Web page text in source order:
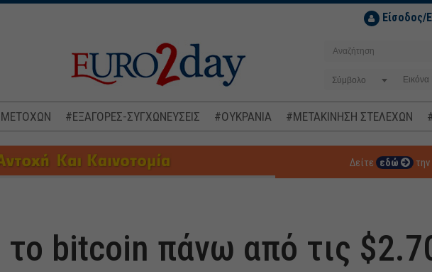
Είσοδος/
Σύμβολο
ΜΕΤΟΧΩΝ #ΕΞΑΓΟΡΕΣ-ΣΥΓΧΩΝΕΥΣΕΙΣ #ΟΥΚΡΑΝΙΑ #ΜΕΤΑΚΙΝΗΣΗ ΣΤΕΛΕΧΩΝ
Δείτε εδώ
το bitcoin πάνω από τις